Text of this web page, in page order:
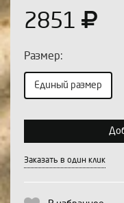
2851
Размер:
Единый размер
Заказать в один клик